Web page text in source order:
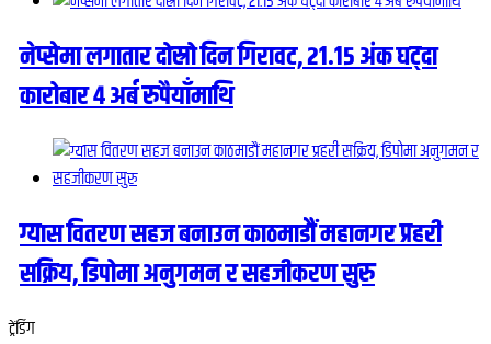
नेप्सेमा लगातार दोस्रो दिन गिरावट, २१.१५ अंक घट्दा
कारोबार ४ अर्ब रुपैयाँमाथि
ग्यास वितरण सहज बनाउन काठमाडौं महानगर प्रहरी
सक्रिय, डिपोमा अनुगमन र सहजीकरण सुरु
ट्रेंडिंग